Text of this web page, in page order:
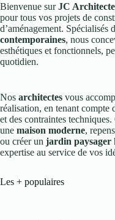
Bienvenue surJC Architecte
pour tous vos projets de
d’aménagement. Spécialisés
contemporaines, nous
esthétiques et fonctionnels,
quotidien.
Nos architectes vous
réalisation, en tenant compte
et des contraintes
une maison moderne,
ou créer un jardin paysager
expertise au service de vos
Les + populaires